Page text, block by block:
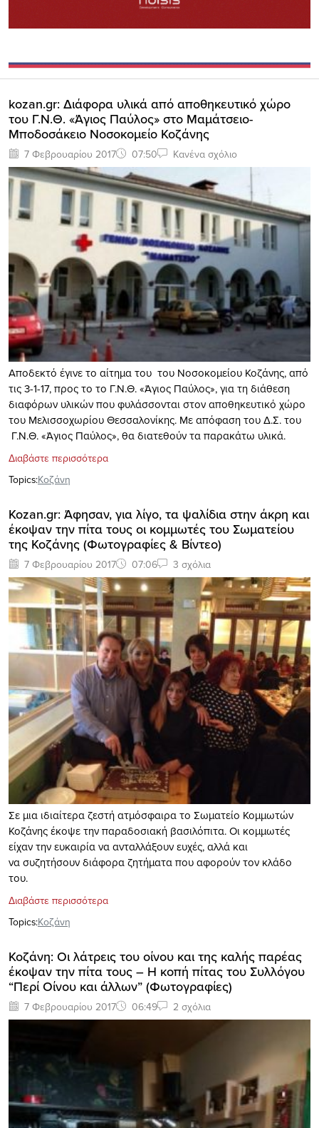
kozan.gr: Διάφορα υλικά από αποθηκευτικό χώρο
του Γ.Ν.Θ. «Άγιος Παύλος» στο Μαμάτσειο-
Μποδοσάκειο Νοσοκομείο Κοζάνης
7 Φεβρουαρίου 2017 07:50 Κανένα σχόλιο
Αποδεκτό έγινε το αίτημα του του Νοσοκομείου Κοζάνης, από
τις 3-1-17, προς το το Γ.Ν.Θ. «Άγιος Παύλος», για τη διάθεση
διαφόρων υλικών που φυλάσσονται στον αποθηκευτικό χώρο
του Μελισσοχωρίου Θεσσαλονίκης. Με απόφαση του Δ.Σ. του
Γ.Ν.Θ. «Άγιος Παύλος», θα διατεθούν τα παρακάτω υλικά.
Διαβάστε περισσότερα
Topics:Κοζάνη
Kozan.gr: Άφησαν, για λίγο, τα ψαλίδια στην άκρη και
έκοψαν την πίτα τους οι κομμωτές του Σωματείου
της Κοζάνης (Φωτογραφίες & Βίντεο)
7 Φεβρουαρίου 2017 07:06 3 σχόλια
Σε μια ιδιαίτερα ζεστή ατμόσφαιρα το Σωματείο Κομμωτών
Κοζάνης έκοψε την παραδοσιακή βασιλόπιτα. Οι κομμωτές
είχαν την ευκαιρία να ανταλλάξουν ευχές, αλλά και
να συζητήσουν διάφορα ζητήματα που αφορούν τον κλάδο
του.
Διαβάστε περισσότερα
Topics:Κοζάνη
Κοζάνη: Οι λάτρεις του οίνου και της καλής παρέας
έκοψαν την πίτα τους – Η κοπή πίτας του Συλλόγου
“Περί Οίνου και άλλων” (Φωτογραφίες)
7 Φεβρουαρίου 2017 06:49 2 σχόλια